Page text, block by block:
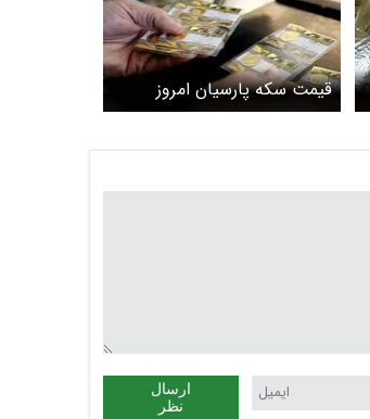
قیمت سکه پارسیان امروز
یکشنبه ۳۰ فروردین ۱۴۰۵/
ارسال
نظر